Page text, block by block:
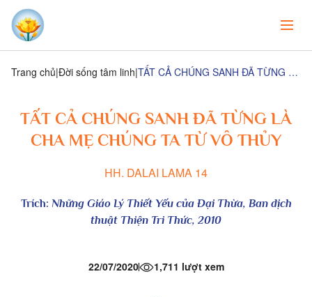
Trang chủ Đời sống tâm linh TẤT CẢ CHÚNG SANH ĐÃ TỪNG LÀ CHA MẸ CHÚNG TA TỪ VÔ THỦY
TẤT CẢ CHÚNG SANH ĐÃ TỪNG LÀ
CHA MẸ CHÚNG TA TỪ VÔ THỦY
HH. DALAI LAMA 14
Trích: Những Giáo Lý Thiết Yếu của Đại Thừa, Ban dịch
thuật Thiện Tri Thức, 2010
22/07/2020 1,711 lượt xem